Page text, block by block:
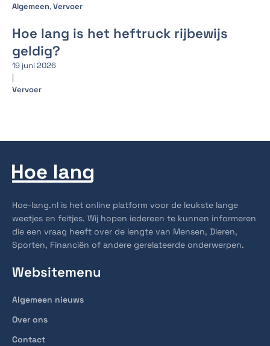
Algemeen,Vervoer
Hoe lang is het heftruck rijbewijs
geldig?
19 juni 2026
|
Vervoer
Hoe-lang.nl is het online platform voor de leukste lange
weetjes en feitjes. Wij hopen iedereen te kunnen informeren
die een vraag heeft over de lengte van Mensen, Dieren,
Sporten, Financiën of andere gerelateerde onderwerpen.
Websitemenu
Algemeen nieuws
Over ons
Contact